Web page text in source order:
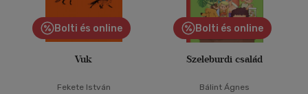
Bolti és online
Vuk
Fekete István
Bolti és online
Szeleburdi család
Bálint Ágnes